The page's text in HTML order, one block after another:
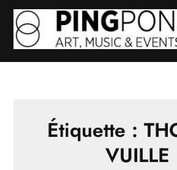
Skip
content
Étiquette :
VUILLE